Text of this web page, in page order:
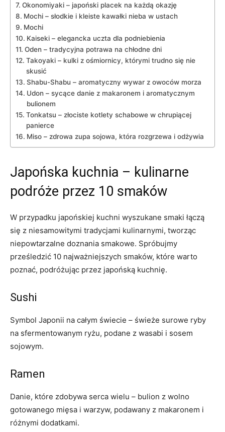
Okonomiyaki – japoński placek na każdą okazję
Mochi – słodkie i kleiste kawałki nieba w ustach
Mochi
Kaiseki – elegancka uczta dla podniebienia
Oden – tradycyjna potrawa na chłodne dni
Takoyaki – kulki z ośmiornicy, którymi trudno się nie
skusić
Shabu-Shabu – aromatyczny wywar z owoców morza
Udon – sycące danie z makaronem i aromatycznym
bulionem
Tonkatsu – złociste kotlety schabowe w chrupiącej
panierce
Miso – zdrowa zupa sojowa, która rozgrzewa i odżywia
Japońska kuchnia – kulinarne
podróże przez 10 smaków
W przypadku japońskiej kuchni wyszukane smaki łączą
się z niesamowitymi tradycjami kulinarnymi, tworząc
niepowtarzalne doznania smakowe. Spróbujmy
prześledzić 10 najważniejszych smaków, które warto
poznać, podróżując przez japońską kuchnię.
Sushi
Symbol Japonii na całym świecie – świeże surowe ryby
na sfermentowanym ryżu, podane z wasabi i sosem
sojowym.
Ramen
Danie, które zdobywa serca wielu – bulion z wolno
gotowanego mięsa i warzyw, podawany z makaronem i
różnymi dodatkami.